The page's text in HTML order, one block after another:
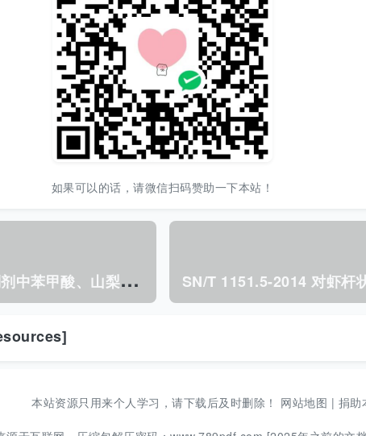
如果可以的话，请微信扫码赞助一下本站！
S
N/T 1121-2002 中药制剂中苯甲酸、山梨酸和对羟基苯甲 酸酯类防腐剂的检验方法 液相色谱法.pdf
本站资源只用来个人学习，请下载后及时删除！ 网站地图 | 捐助